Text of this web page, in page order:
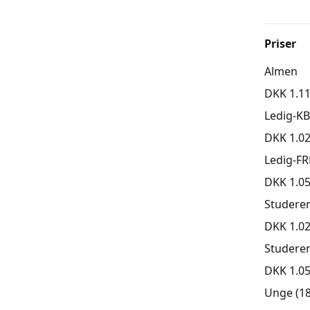
Rytmik
lege og
med
Det
nærvær
og
ingen
Priser
Almen
DKK
Ledig-
DKK
Ledig-
DKK
DKK
DKK
Unge